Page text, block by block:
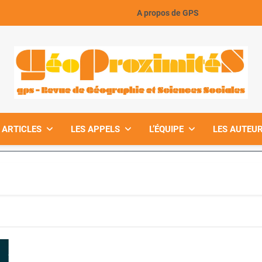
A propos de GPS
GeoProximiteS
ARTICLES LES APPELS L’ÉQUIPE LES